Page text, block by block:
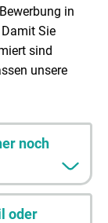
in
Sie
sind
unsere
noch
oder